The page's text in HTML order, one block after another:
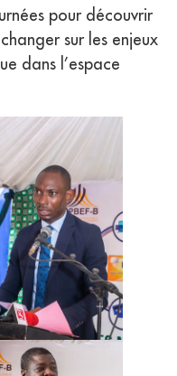
pour découvrir
sur les enjeux
dans l’espace